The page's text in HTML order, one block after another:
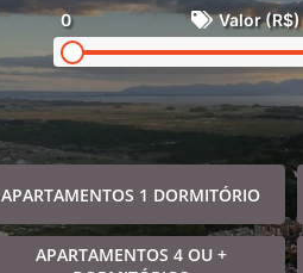
0 Valor (R$)
APARTAMENTOS 1 DORMITÓRIO
APARTAMENTOS 4 OU +